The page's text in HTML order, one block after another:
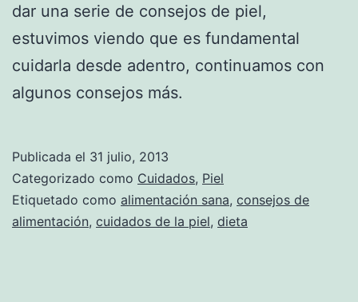
dar una serie de consejos de piel,
estuvimos viendo que es fundamental
cuidarla desde adentro, continuamos con
algunos consejos más.
Publicada el 31 julio, 2013
Categorizado como Cuidados, Piel
Etiquetado como alimentación sana, consejos de
alimentación, cuidados de la piel, dieta